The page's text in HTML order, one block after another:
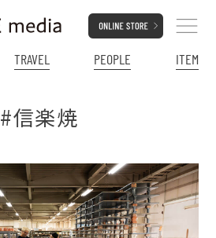
TRAVEL PEOPLE ITEM
#信楽焼